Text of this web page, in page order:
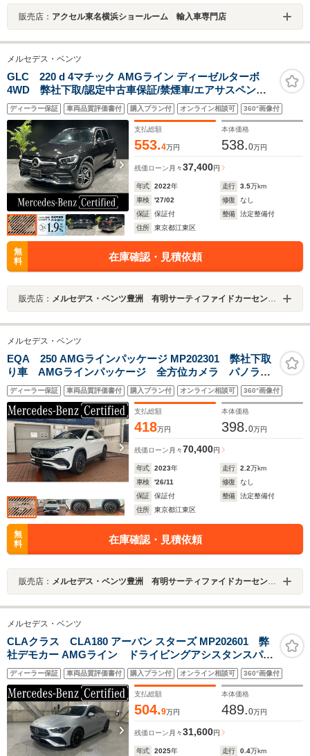
販売店： アクセル東名横浜ショールーム 輸入車専門店
メルセデス・ベンツ
GLC 220 d 4マチック AMGライン ディーゼルターボ
4WD 弊社下取/認定中古車保証/禁煙車/エアサスペンシ
ョン/リアエアコン/パノラミックスライディングルーフ/ア
ンビエントライト64色/Apple Car Play/シートヒータ
ー/360°カメラ/AMGスタイリングパッケージ/キーレスゴ
ー
ディーラー保証 車両品質評価書付 購入プラン付 オンライン相談可 360°画像付
支払総額
553.4万円
本体価格
538.0万円
残価ローン 月々37,400円
年式 2022年 走行 3.5万km
車検
'27/02 修復
なし
保証
保証付 整備
法定整備付
住所
東京都江東区
無
料
在庫確認・見積依頼
販売店： メルセデス・ベンツ豊洲 有明サーティファイドカーセンター
メルセデス・ベンツ
EQA 250 AMGラインパッケージ MP202301 弊社下取
り車 AMGラインパッケージ 全方位カメラ パノラミ
ックスライディングルーフ 前席シートヒーター ア
ンビエントライト 認定中古車2年付
ディーラー保証 車両品質評価書付 購入プラン付 オンライン相談可 360°画像付
支払総額
418万円
本体価格
398.0万円
残価ローン 月々70,400円
年式 2023年 走行 2.2万km
車検
'26/11 修復
なし
保証
保証付 整備
法定整備付
住所
東京都江東区
無
料
在庫確認・見積依頼
販売店： メルセデス・ベンツ豊洲 有明サーティファイドカーセンター
メルセデス・ベンツ
CLAクラス CLA180 アーバン スターズ MP202601 弊
社デモカー AMGライン ドライビングアシスタンスパッ
ケージ アンビエントライト メモリーシート 前席シ
ートヒーター 認定中古車2年付
ディーラー保証 車両品質評価書付 購入プラン付 オンライン相談可 360°画像付
支払総額
504.9万円
本体価格
489.0万円
残価ローン 月々31,600円
年式 2025年 走行 0.4万km